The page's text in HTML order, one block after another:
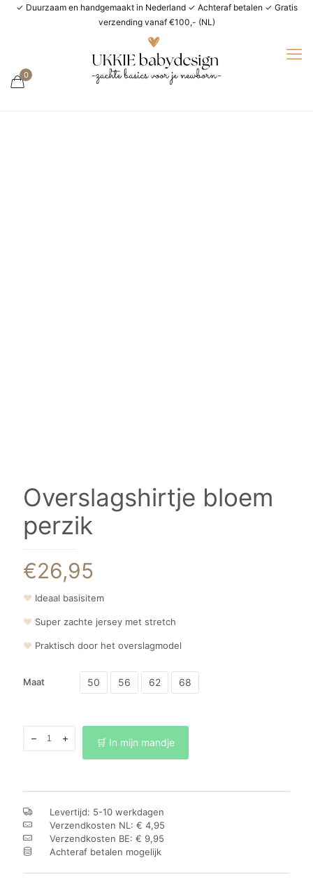
✓ Duurzaam en handgemaakt in Nederland ✓ Achteraf betalen ✓ Gratis
verzending vanaf €100,- (NL)
0
Overslagshirtje bloem
perzik
€26,95
❤ Ideaal basisitem
❤ Super zachte jersey met stretch
❤ Praktisch door het overslagmodel
Maat 50 56 62 68
bloem
🛒 In mijn mandje
Levertijd: 5-10 werkdagen
Verzendkosten NL: € 4,95
Verzendkosten BE: € 9,95
Achteraf betalen mogelijk